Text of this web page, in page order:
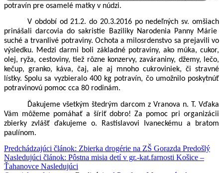
potravín pre osamelé matky v núdzi.
V období od 21.2. do 20.3.2016 po nedeľných sv. omšiach
prinášali darcovia do sakristie Baziliky Narodenia Panny Márie
suché a trvanlivé potraviny. Ochota a milosrdenstvo sa prejavili vo
výsledku. Medzi darmi boli základné potraviny, ako múka, cukor,
olej, ryža, cestoviny, tiež rôzne konzervy, zaváraniny, džemy, lečo,
kečup, granko, káva, čaj, ale aj mnoho cukroviniek, či stravné
lístky. Spolu sa vyzbieralo 400 kg potravín, čo umožnilo poskytnúť
potravinovú pomoc cca 80 rodinám.
Ďakujeme všetkým štedrým darcom z Vranova n. T. Vďaka
Vám môžeme pomáhať a šíriť dobro! Za pomoc pri organizácii
zbierky zvlášť ďakujeme o. Rastislavovi Ivaneckému a bratom
paulínom.
Predchádzajúci článok: Zbierka drogérie na ZŠ Gorazda Predošlý
Nasledujúci článok: Pôstna misia detí v gr.-kat.farnosti Košice –
Ťahanovce Nasledujúci